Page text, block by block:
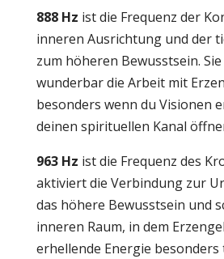
888 Hz ist die Frequenz der
inneren Ausrichtung und der
zum höheren Bewusstsein.
wunderbar die Arbeit mit
besonders wenn du Visionen
deinen spirituellen Kanal
963 Hz ist die Frequenz des
aktiviert die Verbindung zur
das höhere Bewusstsein und
inneren Raum, in dem
erhellende Energie